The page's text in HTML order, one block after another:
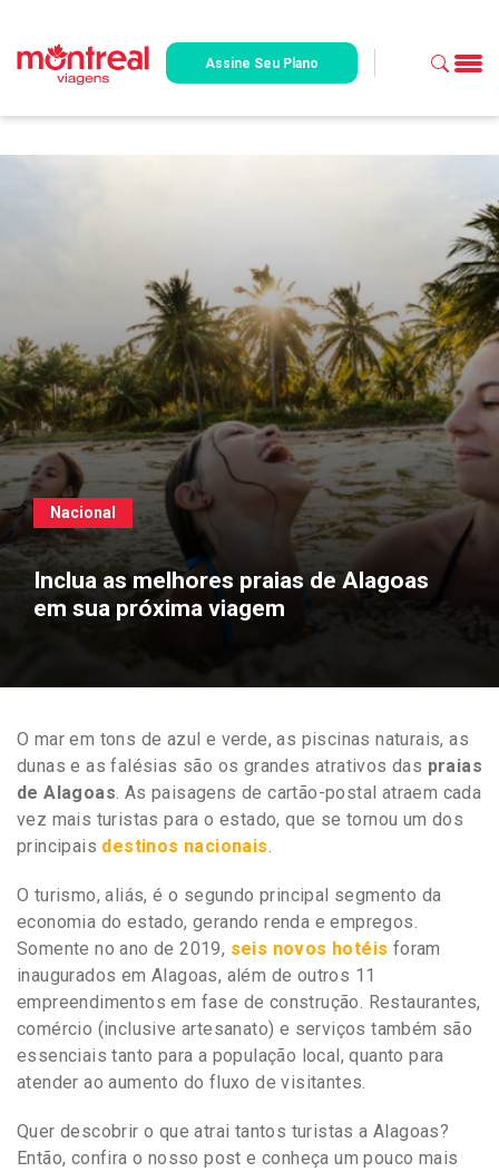
Assine Seu Plano
Nacional
Inclua as melhores praias de Alagoas
em sua próxima viagem
O mar em tons de azul e verde, as piscinas naturais, as
dunas e as falésias são os grandes atrativos das praias
de Alagoas . As paisagens de cartão-postal atraem cada
vez mais turistas para o estado, que se tornou um dos
principais destinos nacionais
O turismo, aliás, é o segundo principal segmento da
economia do estado, gerando renda e empregos.
Somente no ano de 2019, seis novos hotéis foram
inaugurados em Alagoas, além de outros 11
empreendimentos em fase de construção. Restaurantes,
comércio (inclusive artesanato) e serviços também são
essenciais tanto para a população local, quanto para
atender ao aumento do fluxo de visitantes.
Quer descobrir o que atrai tantos turistas a Alagoas?
Então, confira o nosso post e conheça um pouco mais